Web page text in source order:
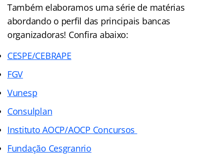
Também elaboramos uma série de matérias
abordando o perfil das principais bancas
organizadoras! Confira abaixo:
CESPE/CEBRAPE
FGV
Vunesp
Consulplan
Instituto AOCP/AOCP Concursos
Fundação Cesgranrio